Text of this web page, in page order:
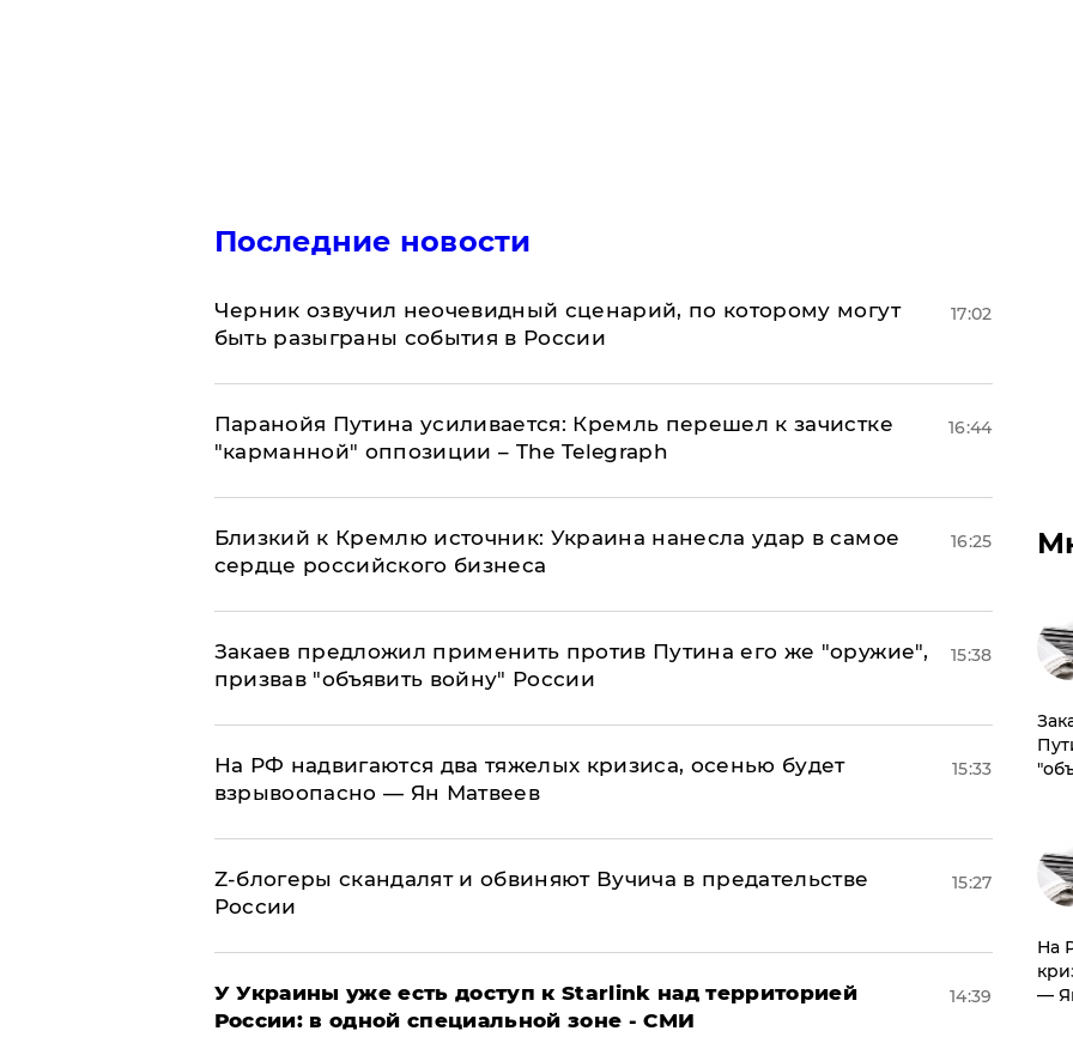
Последние новости
Черник озвучил неочевидный сценарий, по которому могут
быть разыграны события в России
17:02
Паранойя Путина усиливается: Кремль перешел к зачистке
"карманной" оппозиции – The Telegraph
16:44
Близкий к Кремлю источник: Украина нанесла удар в самое
сердце российского бизнеса
16:25
Закаев предложил применить против Путина его же "оружие",
призвав "объявить войну" России
15:38
На РФ надвигаются два тяжелых кризиса, осенью будет
взрывоопасно — Ян Матвеев
15:33
Z-блогеры скандалят и обвиняют Вучича в предательстве
России
15:27
У Украины уже есть доступ к Starlink над территорией
России: в одной специальной зоне - СМИ
14:39
На
—